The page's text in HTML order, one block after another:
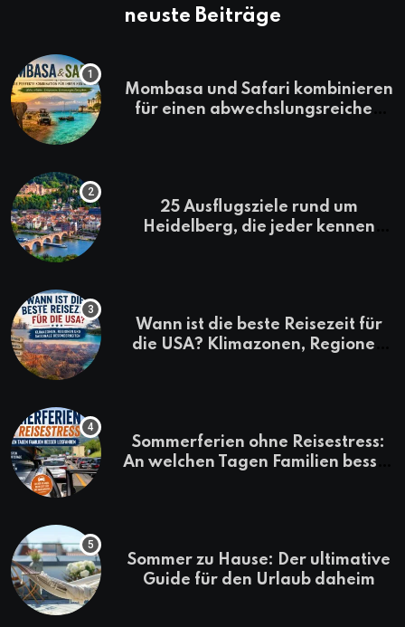
neuste Beiträge
Mombasa und Safari kombinieren
für einen abwechslungsreichen
25 Ausflugsziele rund um
Heidelberg, die jeder kennen
Wann ist die beste Reisezeit für
die USA? Klimazonen, Regionen
Sommerferien ohne Reisestress:
An welchen Tagen Familien besser
Sommer zu Hause: Der ultimative
Guide für den Urlaub daheim